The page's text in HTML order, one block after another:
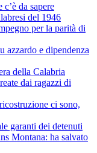
da sapere
del 1946
per la parità di
azzardo e dipendenza
della Calabria
dai ragazzi di
ci sono,
garanti dei detenuti
Montana: ha salvato